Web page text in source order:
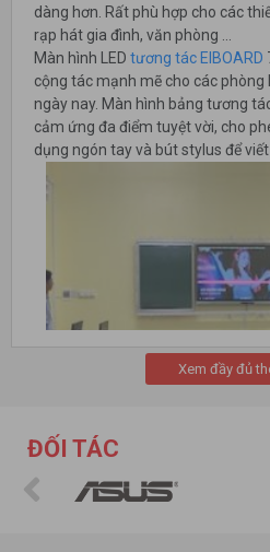
dàng hơn. Rất phù hợp cho các
rạp hát gia đình, văn phòng …
Màn hình LED tương tác EIBOARD
cộng tác mạnh mẽ cho các phòng
ngày nay. Màn hình bảng tương
cảm ứng đa điểm tuyệt vời, cho
dụng ngón tay và bút stylus để
Xem đầy đủ
ĐỐI TÁC